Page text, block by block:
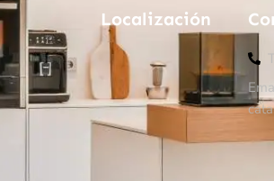
Localización